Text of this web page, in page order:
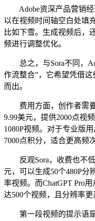
Adobe资深产品营销经
以在视频时间轴空白处填
比如下雪。生成视频后，
频进行调整优化。
总之，与Sora不同，
作流整合”，它希望凭借
而出。
费用方面，创作者需要
9.99美元，提供2000点视
1080P视频。对于专业版
7000点积分，适合更高频
反观Sora，收费也不低
元，可以生成50个480P分
率视频。而ChatGPT Pro
达500个视频，且分辨率更
第一段视频的提示语是